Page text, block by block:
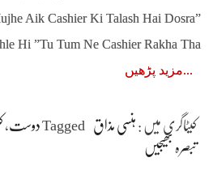
Aik Cashier Ki Talash Hai Dosra
Hi ”Tu Tum Ne Cashier Rakha Tha
مزید پڑھیں
کیٹاگری میں : ہنسی مذاق Taggedدوست،
تبصرہ بھیجیں